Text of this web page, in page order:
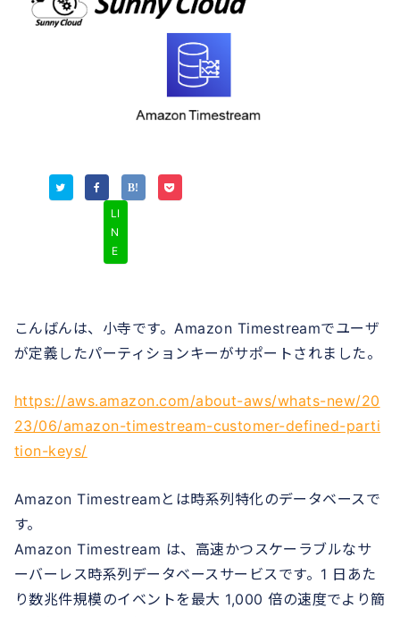
LI
N
E
こんばんは、小寺です。Amazon Timestreamでユーザ
が定義したパーティションキーがサポートされました。
https://aws.amazon.com/about-aws/whats-new/20
23/06/amazon-timestream-customer-defined-parti
tion-keys/
Amazon Timestreamとは時系列特化のデータベースで
す。
Amazon Timestream は、高速かつスケーラブルなサ
ーバーレス時系列データベースサービスです。1 日あた
り数兆件規模のイベントを最大 1,000 倍の速度でより簡